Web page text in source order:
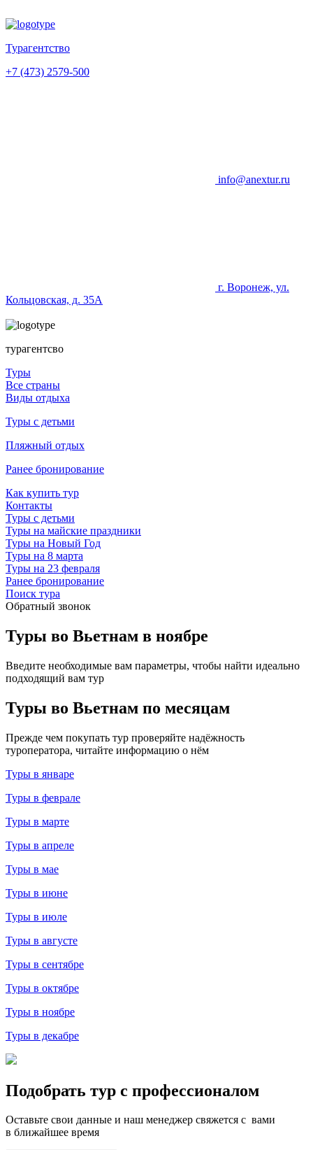
Турагентство
+7 (473) 2579-500
info@anextur.ru
г. Воронеж, ул.
Кольцовская, д. 35А
турагентсво
Туры
Все страны
Виды отдыха
Туры с детьми
Пляжный отдых
Ранее бронирование
Как купить тур
Контакты
Туры с детьми
Туры на майские праздники
Туры на Новый Год
Туры на 8 марта
Туры на 23 февраля
Ранее бронирование
Поиск тура
Обратный звонок
Туры во Вьетнам в ноябре
Введите необходимые вам параметры, чтобы найти идеально
подходящий вам тур
Туры во Вьетнам по месяцам
Прежде чем покупать тур проверяйте надёжность
туроператора, читайте информацию о нём
Туры в январе
Туры в феврале
Туры в марте
Туры в апреле
Туры в мае
Туры в июне
Туры в июле
Туры в августе
Туры в сентябре
Туры в октябре
Туры в ноябре
Туры в декабре
Подобрать тур с профессионалом
Оставьте свои данные и наш менеджер свяжется с вами
в ближайшее время